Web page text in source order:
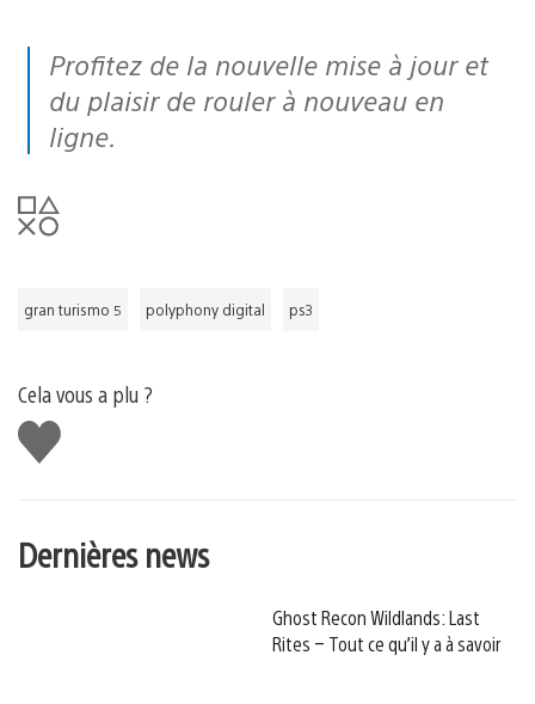
Profitez de la nouvelle mise à jour et
du plaisir de rouler à nouveau en
ligne.
gran turismo 5 polyphony digital ps3
Cela vous a plu ?
J'aime
Dernières news
Ghost Recon Wildlands: Last
Rites – Tout ce qu’il y a à savoir